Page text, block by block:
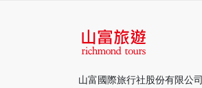
山富國際旅行社股份有限公司